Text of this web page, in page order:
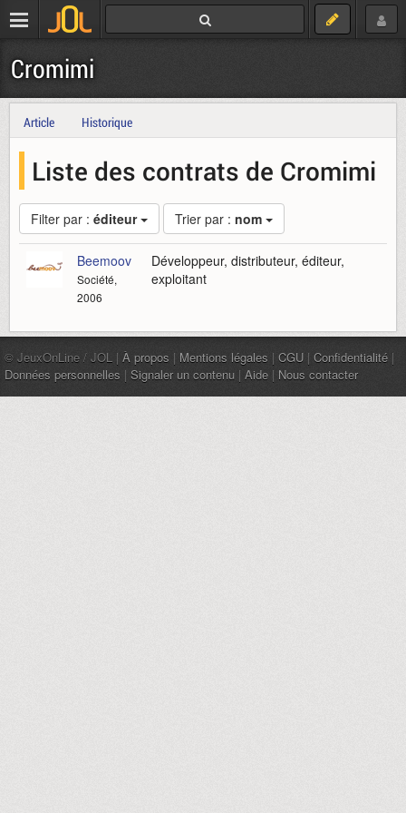
Cromimi
Article Historique
Liste des contrats de Cromimi
Filter par : éditeur Trier par : nom
Beemoov
Société,
2006
Développeur, distributeur, éditeur,
exploitant
© JeuxOnLine / JOL | À propos | Mentions légales | CGU | Confidentialité |
Données personnelles | Signaler un contenu | Aide | Nous contacter